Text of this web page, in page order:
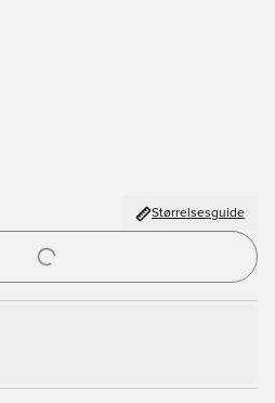
Størrelsesguide
ind eller tilmelde dig som medlem